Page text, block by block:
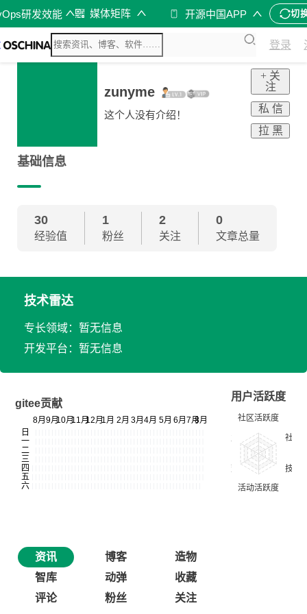
研发效能 媒体矩阵 开源中国APP 切
登录
zunyme
这个人没有介绍！
+ 关
注
私 信
拉 黑
基础信息
30
经验值
1
粉丝
2
关注
0
文章总量
技术雷达
专长领域：暂无信息
开发平台：暂无信息
gitee贡献
用户活跃度
资讯 博客
造物
智库
动弹
收藏
评论
粉丝 关注